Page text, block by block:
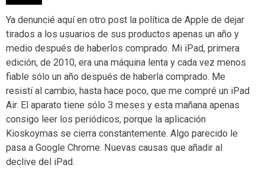
Ya denuncié aquí en otro post la política de Apple de dejar
tirados a los usuarios de sus productos apenas un año y
medio después de haberlos comprado. Mi iPad, primera
edición, de 2010, era una máquina lenta y cada vez menos
fiable sólo un año después de haberla comprado. Me
resistí al cambio, hasta hace poco, que me compré un iPad
Air. El aparato tiene sólo 3 meses y esta mañana apenas
consigo leer los periódicos, porque la aplicación
Kioskoymas se cierra constantemente. Algo parecido le
pasa a Google Chrome. Nuevas causas que añadir al
declive del iPad.